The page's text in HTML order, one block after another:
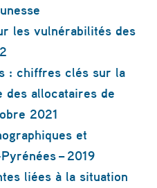
les vulnérabilités des
: chiffres clés sur la
allocataires de
2021
et
– 2019
liées à la situation